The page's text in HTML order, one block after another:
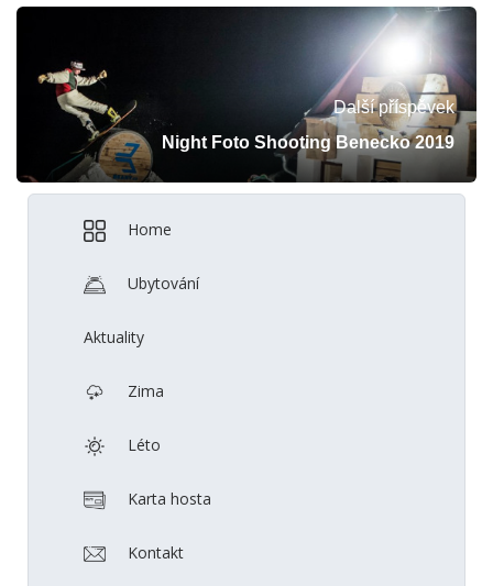
Další příspěvek
Night Foto Shooting Benecko 2019
Home
Ubytování
Aktuality
Zima
Léto
Karta hosta
Kontakt